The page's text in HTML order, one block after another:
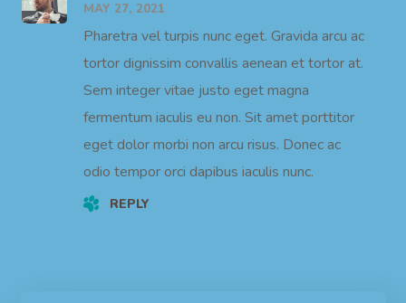
MAY 27, 2021
Pharetra vel turpis nunc eget. Gravida arcu ac
tortor dignissim convallis aenean et tortor at.
Sem integer vitae justo eget magna
fermentum iaculis eu non. Sit amet porttitor
eget dolor morbi non arcu risus. Donec ac
odio tempor orci dapibus iaculis nunc.
REPLY